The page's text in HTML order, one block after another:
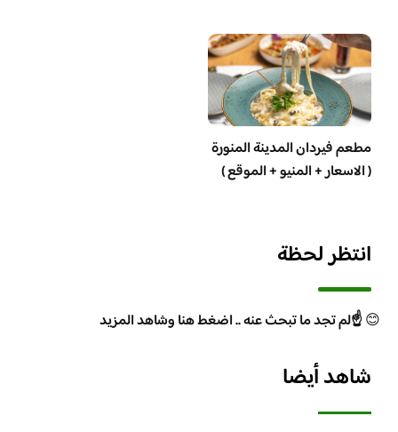
مطعم فيردان المدينة المنورة
( الاسعار + المنيو + الموقع )
انتظر لحظة
😊☝️لم تجد ما تبحث عنه .. اضغط هنا وشاهد المزيد
شاهد أيضا